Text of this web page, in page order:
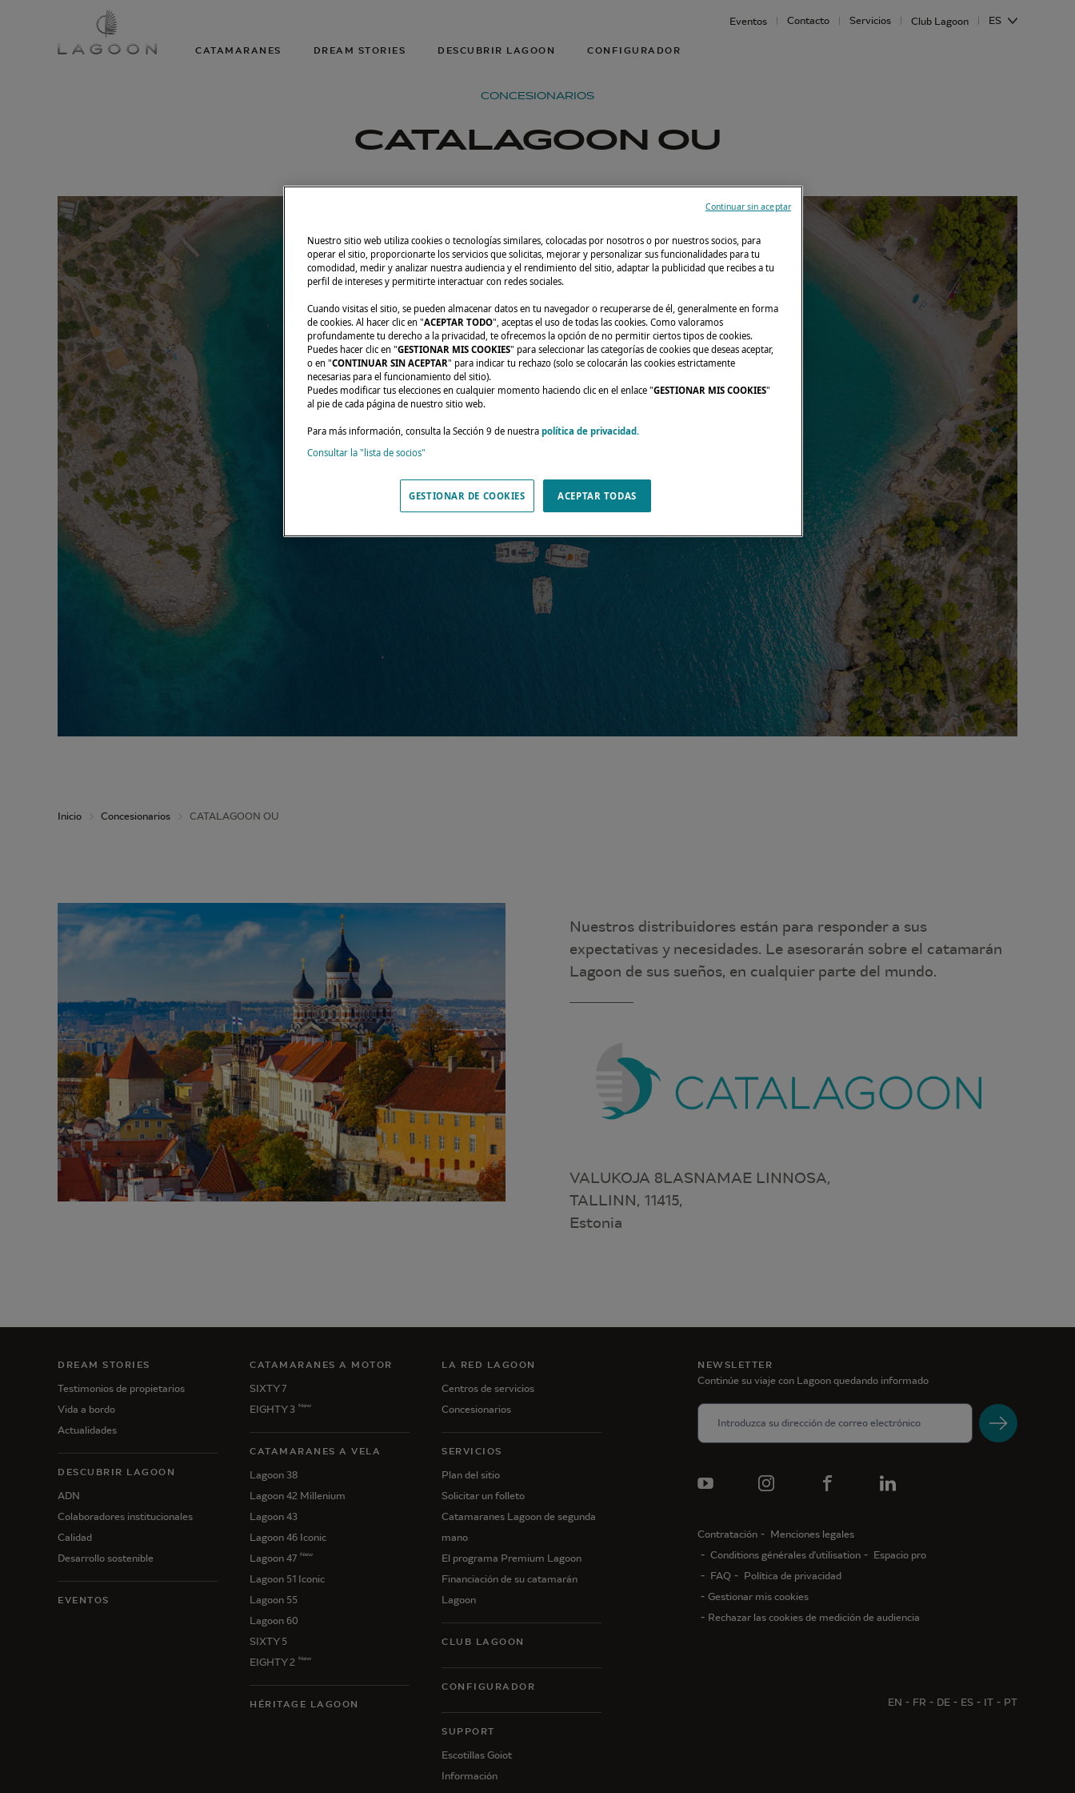
CATAMARANES DREAM STORIES DESCUBRIR LAGOON CONFIGURADOR
Eventos Contacto Servicios Club Lagoon ES
CONCESIONARIOS
CATALAGOON OU
Inicio Concesionarios CATALAGOON OU
Nuestros distribuidores están para responder a sus
expectativas y necesidades. Le asesorarán sobre el catamarán
Lagoon de sus sueños, en cualquier parte del mundo.
VALUKOJA 8LASNAMAE LINNOSA,
TALLINN, 11415,
Estonia
DREAM STORIES
Testimonios de propietarios
Vida a bordo
Actualidades
DESCUBRIR LAGOON
ADN
Colaboradores institucionales
Calidad
Desarrollo sostenible
EVENTOS
CATAMARANES A MOTOR
SIXTY 7
EIGHTY 3 New
CATAMARANES A VELA
Lagoon 38
Lagoon 42 Millenium
Lagoon 43
Lagoon 46 Iconic
Lagoon 47 New
Lagoon 51 Iconic
Lagoon 55
Lagoon 60
SIXTY 5
EIGHTY 2
New
HÉRITAGE LAGOON
LA RED LAGOON
Centros de servicios
Concesionarios
SERVICIOS
Plan del sitio
Solicitar un folleto
Catamaranes Lagoon de segunda
mano
El programa Premium Lagoon
Financiación de su catamarán
Lagoon
CLUB LAGOON
CONFIGURADOR
SUPPORT
Escotillas Goiot
Información
NEWSLETTER
Continúe su viaje con Lagoon quedando informado
Contratación
Menciones legales
Conditions générales d'utilisation
Espacio pro
FAQ
Política de privacidad
Gestionar mis cookies
Rechazar las cookies de medición de audiencia
EN FR DE ES IT PT
Nuestro sitio web utiliza cookies o tecnologías similares, colocadas por nosotros o por nuestros socios, para
operar el sitio, proporcionarte los servicios que solicitas, mejorar y personalizar sus funcionalidades para tu
comodidad, medir y analizar nuestra audiencia y el rendimiento del sitio, adaptar la publicidad que recibes a tu
perfil de intereses y permitirte interactuar con redes sociales.
Cuando visitas el sitio, se pueden almacenar datos en tu navegador o recuperarse de él, generalmente en forma
de cookies. Al hacer clic en "ACEPTAR TODO", aceptas el uso de todas las cookies. Como valoramos
profundamente tu derecho a la privacidad, te ofrecemos la opción de no permitir ciertos tipos de cookies.
Puedes hacer clic en "GESTIONAR MIS COOKIES" para seleccionar las categorías de cookies que deseas aceptar,
o en "CONTINUAR SIN ACEPTAR" para indicar tu rechazo (solo se colocarán las cookies estrictamente
necesarias para el funcionamiento del sitio).
Puedes modificar tus elecciones en cualquier momento haciendo clic en el enlace "GESTIONAR MIS COOKIES"
al pie de cada página de nuestro sitio web.
Para más información, consulta la Sección 9 de nuestra política de privacidad.
Consultar la "lista de socios"
GESTIONAR DE COOKIES ACEPTAR TODAS
Continuar sin aceptar